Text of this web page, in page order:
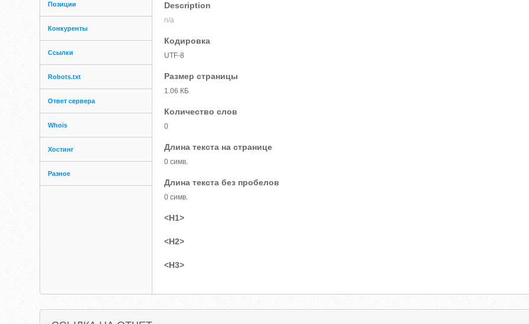
Позиции
Конкуренты
Ссылки
Robots.txt
Ответ сервера
Whois
Хостинг
Разное
Description
n/a
Кодировка
UTF-8
Размер страницы
1.06 КБ
Количество слов
0
Длина текста на странице
0 симв.
Длина текста без пробелов
0 симв.
<H1>
<H2>
<H3>